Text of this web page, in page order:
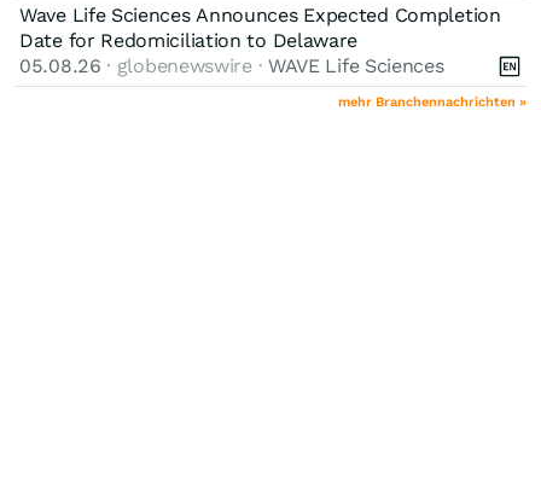
Wave Life Sciences Announces Expected Completion
Date for Redomiciliation to Delaware
05.08.26 · globenewswire · WAVE Life Sciences
mehr Branchennachrichten »